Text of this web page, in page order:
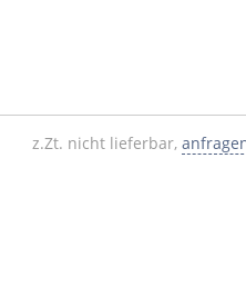
z.Zt. nicht lieferbar,